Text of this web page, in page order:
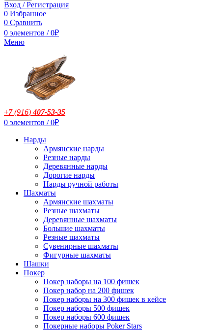
Вход / Регистрация
0 Избранное
0 Сравнить
0 элементов / 0₽
Меню
+7(916)407-53-35
0 элементов / 0₽
Нарды
Армянские нарды
Резные нарды
Деревянные нарды
Дорогие нарды
Нарды ручной работы
Шахматы
Армянские шахматы
Резные шахматы
Деревянные шахматы
Большие шахматы
Резные шахматы
Сувенирные шахматы
Фигурные шахматы
Шашки
Покер
Покер наборы на 100 фишек
Покер набор на 200 фишек
Покер наборы на 300 фишек в кейсе
Покер наборы 500 фишек
Покер наборы 600 фишек
Покерные наборы Poker Stars